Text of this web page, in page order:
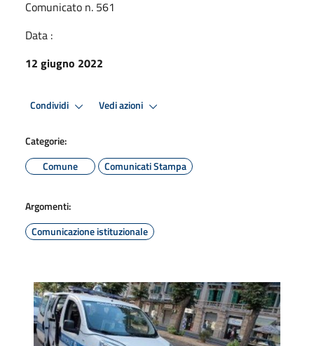
Comunicato n. 561
Data :
12 giugno 2022
Condividi Vedi azioni
Categorie:
Comune
Comunicati Stampa
Argomenti:
Comunicazione istituzionale